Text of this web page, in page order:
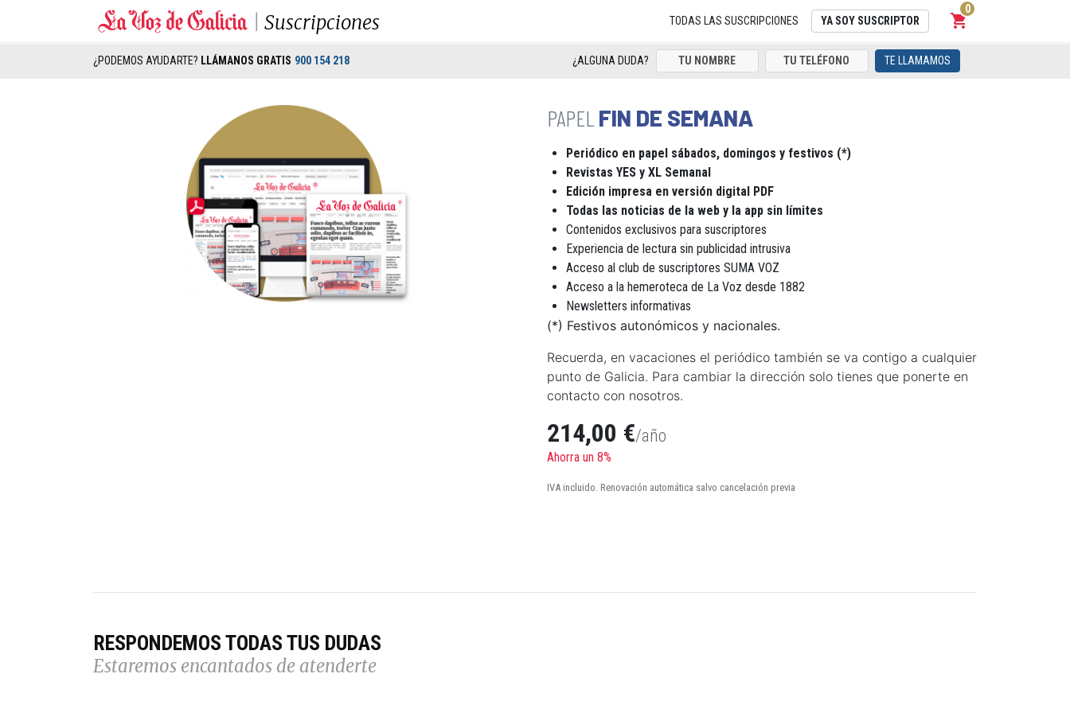
Suscripciones TODAS LAS SUSCRIPCIONES YA SOY SUSCRIPTOR shopping_cart
Carrito
0
¿PODEMOS AYUDARTE? LLÁMANOS GRATIS 900 154 218 ¿ALGUNA DUDA? TE LLAMAMOS
FIN DE SEMANA
Periódico en papel sábados, domingos y festivos (*)
Revistas YES y XL Semanal
Edición impresa en versión digital PDF
Todas las noticias de la web y la app sin límites
Contenidos exclusivos para suscriptores
Experiencia de lectura sin publicidad intrusiva
Acceso al club de suscriptores SUMA VOZ
Acceso a la hemeroteca de La Voz desde 1882
Newsletters informativas
(*) Festivos autonómicos y nacionales.
Recuerda, en vacaciones el periódico también se va contigo a cualquier
punto de Galicia. Para cambiar la dirección solo tienes que ponerte en
contacto con nosotros.
214,00 €/año
Ahorra un 8%
IVA incluido. Renovación automática salvo cancelación previa
RESPONDEMOS TODAS TUS DUDAS
Estaremos encantados de atenderte